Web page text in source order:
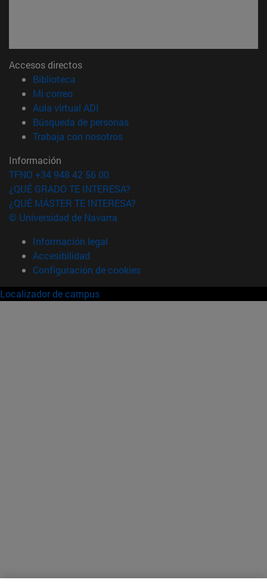
Accesos directos
Biblioteca
Mi correo(abre en nueva ventana)
Aula virtual ADI
Búsqueda de personas(abre en nueva ventana)
Trabaja con nosotros(abre en nueva ventana)
Información
TFNO +34 948 42 56 00
¿QUÉ GRADO TE INTERESA?
¿QUÉ MÁSTER TE INTERESA?
© Universidad de Navarra
Información legal
Accesibilidad
Configuración de cookies
Localizador de campus